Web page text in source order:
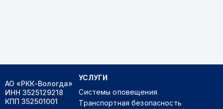
АО «РКК-Вологда»
ИНН 3525129218
КПП 352501001
УСЛУГИ
Системы оповещения
Транспортная безопасность